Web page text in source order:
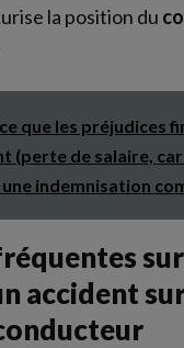
la position du
que les préjudices
(perte de salaire,
indemnisation
sur
accident